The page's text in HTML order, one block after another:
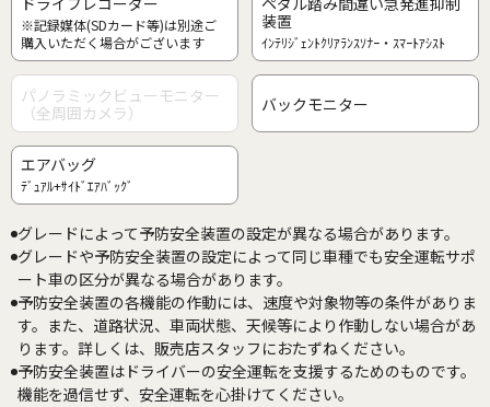
※記録媒体(SDカード等)は別途ご
購入いただく場合がございます
装置
ｲﾝﾃﾘｼﾞｪﾝﾄｸﾘｱﾗﾝｽｿﾅｰ・ｽﾏｰﾄｱｼｽﾄ
パノラミックビューモニター
（全周囲カメラ）
バックモニター
エアバッグ
ﾃﾞｭｱﾙ+ｻｲﾄﾞｴｱﾊﾞｯｸﾞ
グレードによって予防安全装置の設定が異なる場合があります。
グレードや予防安全装置の設定によって同じ車種でも安全運転サポ
ート車の区分が異なる場合があります。
予防安全装置の各機能の作動には、速度や対象物等の条件がありま
す。また、道路状況、車両状態、天候等により作動しない場合があ
ります。詳しくは、販売店スタッフにおたずねください。
予防安全装置はドライバーの安全運転を支援するためのものです。
機能を過信せず、安全運転を心掛けてください。